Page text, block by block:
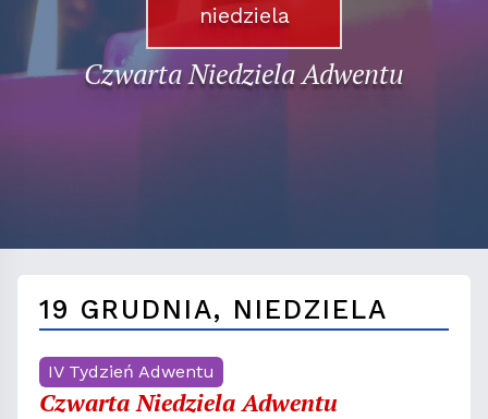
niedziela
Czwarta Niedziela Adwentu
19 GRUDNIA, NIEDZIELA
IV Tydzień Adwentu
Czwarta Niedziela Adwentu